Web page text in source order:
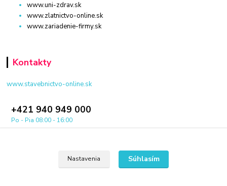
www.uni-zdrav.sk
www.zlatnictvo-online.sk
www.zariadenie-firmy.sk
Kontakty
www.stavebnictvo-online.sk
+421 940 949 000
Po - Pia 08:00 - 16:00
Nastavenia Súhlasím